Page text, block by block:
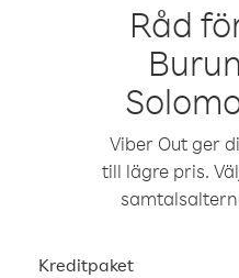
Råd
Viber Out ger
till lägre pris.
Kreditpaket